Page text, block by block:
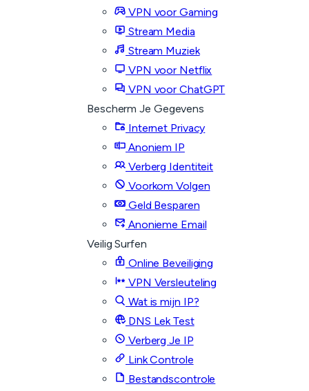
VPN voor Gaming
Stream Media
Stream Muziek
VPN voor Netflix
VPN voor ChatGPT
Bescherm Je Gegevens
Internet Privacy
Anoniem IP
Verberg Identiteit
Voorkom Volgen
Geld Besparen
Anonieme Email
Veilig Surfen
Online Beveiliging
VPN Versleuteling
Wat is mijn IP?
DNS Lek Test
Verberg Je IP
Link Controle
Bestandscontrole